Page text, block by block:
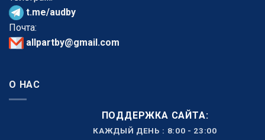
t.me/audby
Почта:
allpartby@gmail.com
О НАС
ПОДДЕРЖКА САЙТА:
КАЖДЫЙ ДЕНЬ : 8:00 - 23:00